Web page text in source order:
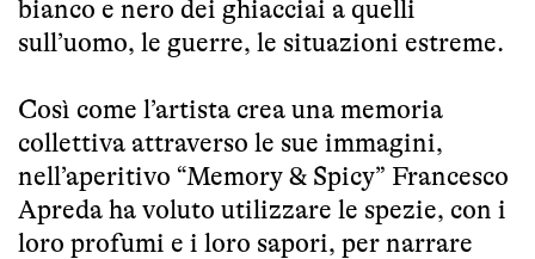
bianco e nero dei ghiacciai a quelli
sull’uomo, le guerre, le situazioni estreme.
Così come l’artista crea una memoria
collettiva attraverso le sue immagini,
nell’aperitivo “Memory & Spicy” Francesco
Apreda ha voluto utilizzare le spezie, con i
loro profumi e i loro sapori, per narrare